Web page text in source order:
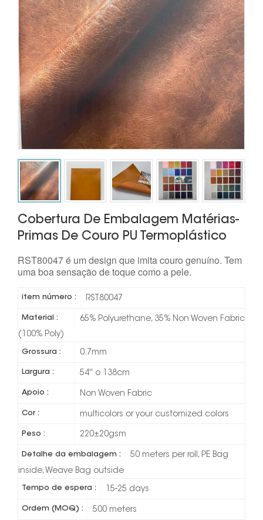
Cobertura De Embalagem Matérias-
Primas De Couro PU Termoplástico
RST80047 é um design que imita couro genuíno. Tem
uma boa sensação de toque como a pele.
item número : RST80047
Material :
65% Polyurethane, 35% Non Woven Fabric
(100% Poly)
Grossura : 0.7mm
Largura : 54'' o 138cm
Apoio : Non Woven Fabric
Cor : multicolors or your customized colors
Peso : 220±20gsm
Detalhe da embalagem :
50 meters per roll, PE Bag
inside, Weave Bag outside
Tempo de espera : 15-25 days
Ordem (MOQ) : 500 meters